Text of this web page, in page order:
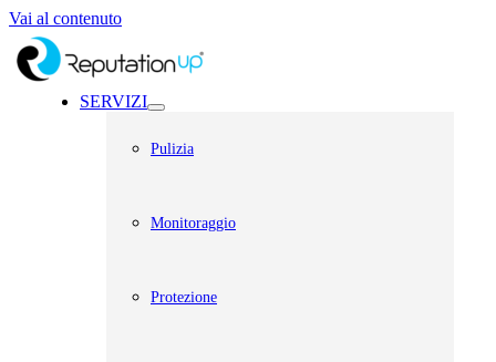
Vai al contenuto
SERVIZI
Pulizia
Monitoraggio
Protezione